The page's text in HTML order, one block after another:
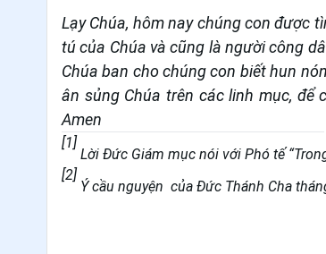
Lạy Chúa, hôm nay chúng con được
tú của Chúa và cũng là người công
Chúa ban cho chúng con biết hun
ân sủng Chúa trên các linh mục, để
Amen
[1]
Lời Đức Giám mục nói với Phó tế
[2]
Ý cầu nguyện của Đức Thánh Cha